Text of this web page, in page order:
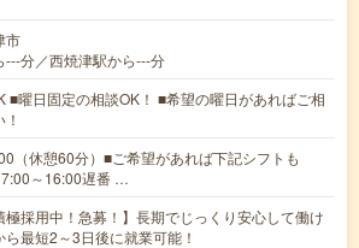
市
---分／西焼津駅から---分
■曜日固定の相談OK！ ■希望の曜日があればご相
（休憩60分）■ご希望があれば下記シフトも
～16:00遅番 …
極採用中！急募！】長期でじっくり安心して働け
ら最短2～3日後に就業可能！